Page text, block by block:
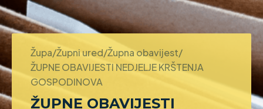
Župa/Župni ured/Župna obavijest/
ŽUPNE OBAVIJESTI NEDJELJE KRŠTENJA
GOSPODINOVA
ŽUPNE OBAVIJESTI